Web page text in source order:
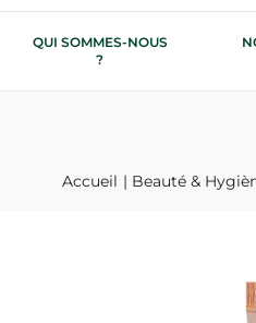
QUI SOMMES-NOUS
?
Accueil Beauté &